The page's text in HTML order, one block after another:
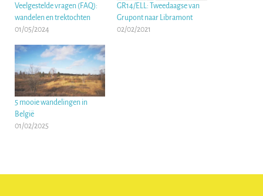
Veelgestelde vragen (FAQ):
wandelen en trektochten
01/05/2024
GR14/ELL: Tweedaagse van
Grupont naar Libramont
02/02/2021
5 mooie wandelingen in
België
01/02/2025